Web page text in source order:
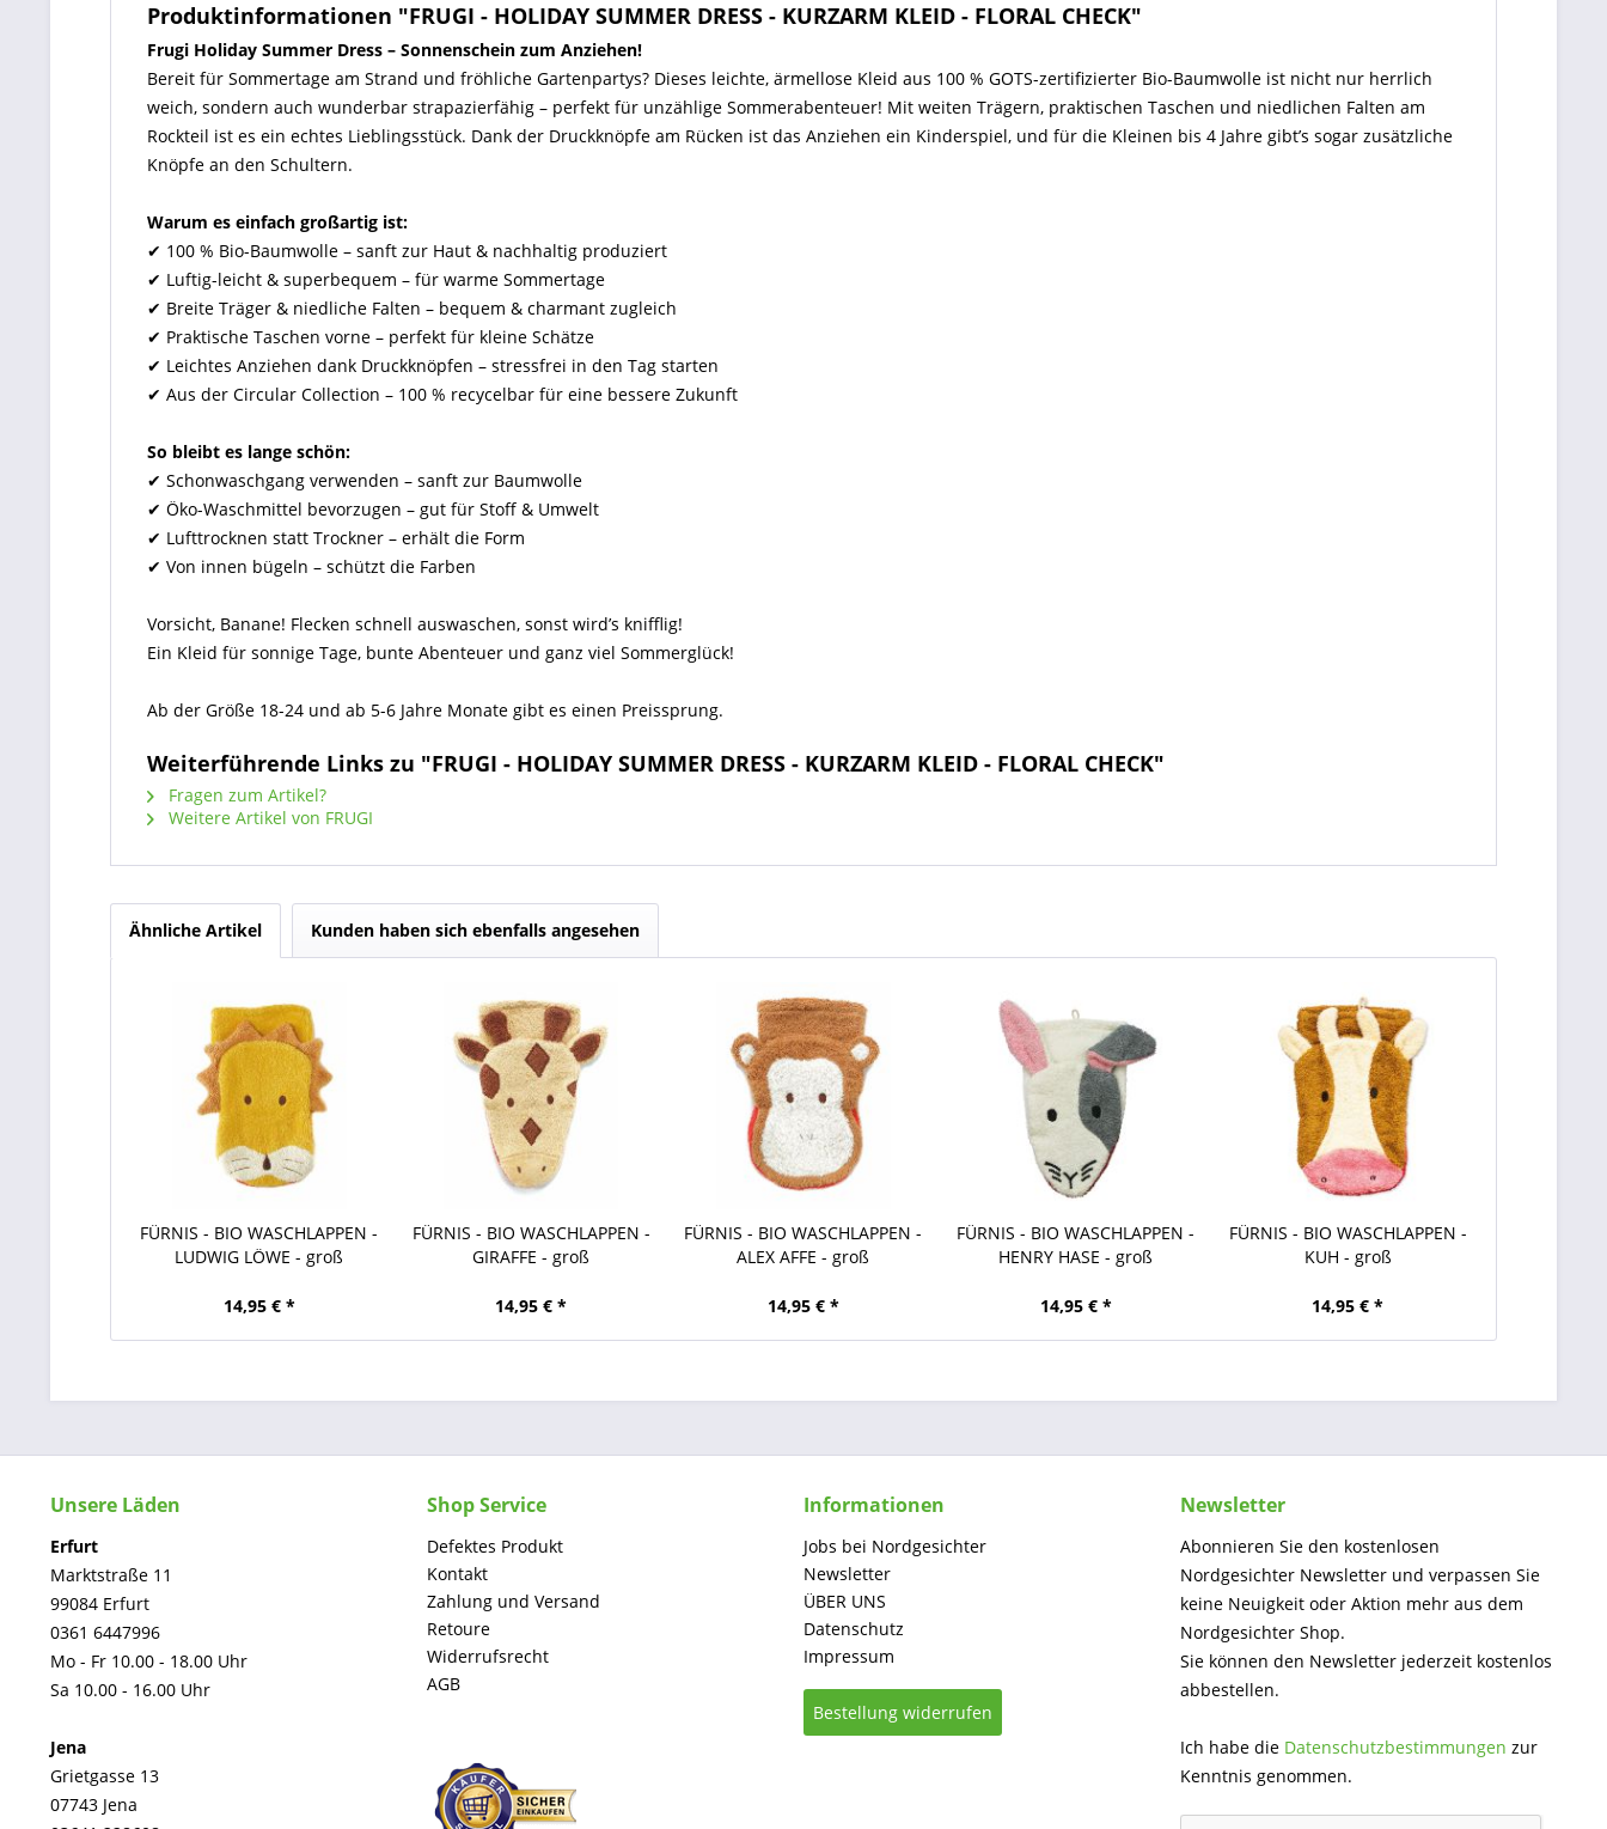
Produktinformationen "FRUGI - HOLIDAY SUMMER DRESS - KURZARM KLEID - FLORAL CHECK"
Frugi Holiday Summer Dress – Sonnenschein zum Anziehen!
Bereit für Sommertage am Strand und fröhliche Gartenpartys? Dieses leichte, ärmellose Kleid aus 100 % GOTS-zertifizierter Bio-Baumwolle ist nicht nur herrlich
weich, sondern auch wunderbar strapazierfähig – perfekt für unzählige Sommerabenteuer! Mit weiten Trägern, praktischen Taschen und niedlichen Falten am
Rockteil ist es ein echtes Lieblingsstück. Dank der Druckknöpfe am Rücken ist das Anziehen ein Kinderspiel, und für die Kleinen bis 4 Jahre gibt’s sogar zusätzliche
Knöpfe an den Schultern.
Warum es einfach großartig ist:
✔ 100 % Bio-Baumwolle – sanft zur Haut & nachhaltig produziert
✔ Luftig-leicht & superbequem – für warme Sommertage
✔ Breite Träger & niedliche Falten – bequem & charmant zugleich
✔ Praktische Taschen vorne – perfekt für kleine Schätze
✔ Leichtes Anziehen dank Druckknöpfen – stressfrei in den Tag starten
✔ Aus der Circular Collection – 100 % recycelbar für eine bessere Zukunft
So bleibt es lange schön:
✔ Schonwaschgang verwenden – sanft zur Baumwolle
✔ Öko-Waschmittel bevorzugen – gut für Stoff & Umwelt
✔ Lufttrocknen statt Trockner – erhält die Form
✔ Von innen bügeln – schützt die Farben
Vorsicht, Banane! Flecken schnell auswaschen, sonst wird’s knifflig!
Ein Kleid für sonnige Tage, bunte Abenteuer und ganz viel Sommerglück!
Ab der Größe 18-24 und ab 5-6 Jahre Monate gibt es einen Preissprung.
Weiterführende Links zu "FRUGI - HOLIDAY SUMMER DRESS - KURZARM KLEID - FLORAL CHECK"
Fragen zum Artikel?
Weitere Artikel von FRUGI
Ähnliche Artikel Kunden haben sich ebenfalls angesehen
FÜRNIS - BIO WASCHLAPPEN -
LUDWIG LÖWE - groß
14,95 € *
FÜRNIS - BIO WASCHLAPPEN -
GIRAFFE - groß
14,95 € *
FÜRNIS - BIO WASCHLAPPEN -
ALEX AFFE - groß
14,95 € *
FÜRNIS - BIO WASCHLAPPEN -
HENRY HASE - groß
14,95 € *
FÜRNIS - BIO WASCHLAPPEN -
KUH - groß
14,95 € *
Unsere Läden
Erfurt
Marktstraße 11
99084 Erfurt
0361 6447996
Mo - Fr 10.00 - 18.00 Uhr
Sa 10.00 - 16.00 Uhr
Jena
Grietgasse 13
07743 Jena
Shop Service
Defektes Produkt
Kontakt
Zahlung und Versand
Retoure
Widerrufsrecht
AGB
Informationen
Jobs bei Nordgesichter
Newsletter
ÜBER UNS
Datenschutz
Impressum
Bestellung widerrufen
Newsletter
Abonnieren Sie den kostenlosen
Nordgesichter Newsletter und verpassen Sie
keine Neuigkeit oder Aktion mehr aus dem
Nordgesichter Shop.
Sie können den Newsletter jederzeit kostenlos
abbestellen.
Ich habe die Datenschutzbestimmungen zur
Kenntnis genommen.